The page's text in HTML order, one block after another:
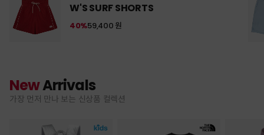
W'S SURF SHORTS
59,400 원
40%
NewArrivals
가장 먼저 만나 보는 신상품 컬렉션